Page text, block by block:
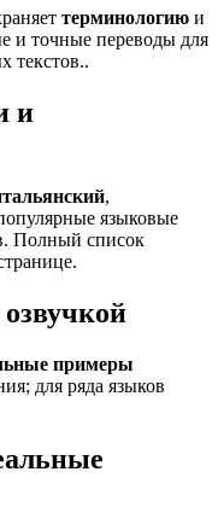
терминологию и
и точные переводы для
текстов..
и
,
языковые
Полный список
примеры
для ряда языков